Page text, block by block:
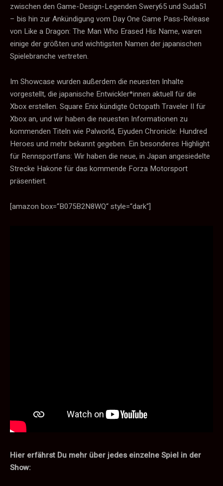
zwischen den Game-Design-Legenden Swery65 und Suda51
– bis hin zur Ankündigung vom Day One Game Pass-Release
von Like a Dragon: The Man Who Erased His Name, waren
einige der größten und wichtigsten Namen der japanischen
Spielebranche vertreten.
Im Showcase wurden außerdem die neuesten Inhalte
vorgestellt, die japanische Entwickler*innen aktuell für die
Xbox erstellen. Square Enix kündigte Octopath Traveler II für
Xbox an, und wir haben die neuesten Informationen zu
kommenden Titeln wie Palworld, Eiyuden Chronicle: Hundred
Heroes und mehr bekannt gegeben. Ein besonderes Highlight
für Rennsportfans: Wir haben die neue, in Japan angesiedelte
Strecke Hakone für das kommende Forza Motorsport
präsentiert.
[amazon box=“B075B2N8WQ“ style=“dark“]
Hier erfährst Du mehr über jedes einzelne Spiel in der
Show: